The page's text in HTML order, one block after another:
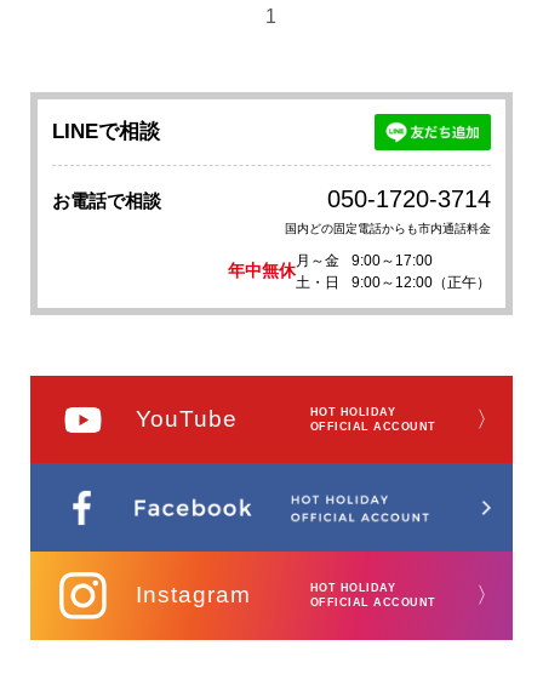
1
LINEで相談
お電話で相談 050-1720-3714
国内どの固定電話からも市内通話料金
年中無休
月～金
9:00～17:00
土・日
9:00～12:00（正午）
YouTube
HOT HOLIDAY
OFFICIAL ACCOUNT
〉
Instagram
HOT HOLIDAY
OFFICIAL ACCOUNT
〉